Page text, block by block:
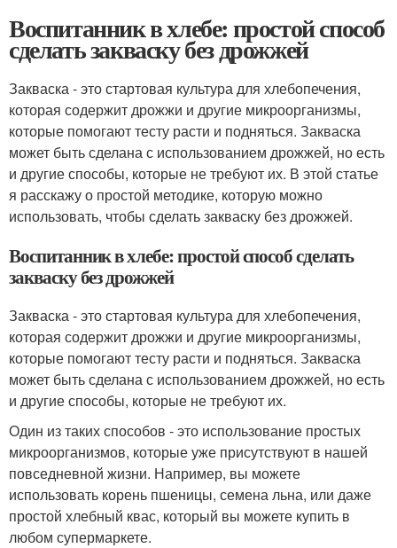
Воспитанник в хлебе: простой способ
сделать закваску без дрожжей
Закваска - это стартовая культура для хлебопечения,
которая содержит дрожжи и другие микроорганизмы,
которые помогают тесту расти и подняться. Закваска
может быть сделана с использованием дрожжей, но есть
и другие способы, которые не требуют их. В этой статье
я расскажу о простой методике, которую можно
использовать, чтобы сделать закваску без дрожжей.
Воспитанник в хлебе: простой способ сделать
закваску без дрожжей
Закваска - это стартовая культура для хлебопечения,
которая содержит дрожжи и другие микроорганизмы,
которые помогают тесту расти и подняться. Закваска
может быть сделана с использованием дрожжей, но есть
и другие способы, которые не требуют их.
Один из таких способов - это использование простых
микроорганизмов, которые уже присутствуют в нашей
повседневной жизни. Например, вы можете
использовать корень пшеницы, семена льна, или даже
простой хлебный квас, который вы можете купить в
любом супермаркете.